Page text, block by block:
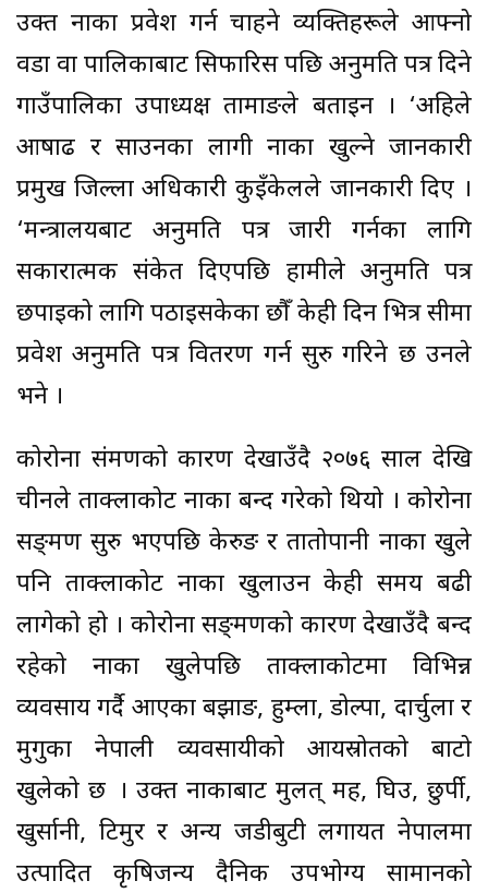
उक्त नाका प्रवेश गर्न चाहने व्यक्तिहरूले आफ्नो
वडा वा पालिकाबाट सिफारिस पछि अनुमति पत्र दिने
गाउँपालिका उपाध्यक्ष तामाङले बताइन । ‘अहिले
आषाढ र साउनका लागी नाका खुल्ने जानकारी
प्रमुख जिल्ला अधिकारी कुइँकेलले जानकारी दिए ।
‘मन्त्रालयबाट अनुमति पत्र जारी गर्नका लागि
सकारात्मक संकेत दिएपछि हामीले अनुमति पत्र
छपाइको लागि पठाइसकेका छौँ केही दिन भित्र सीमा
प्रवेश अनुमति पत्र वितरण गर्न सुरु गरिने छ उनले
भने ।
कोरोना संक्रमणको कारण देखाउँदै २०७६ साल देखि
चीनले ताक्लाकोट नाका बन्द गरेको थियो । कोरोना
सङ्क्रमण सुरु भएपछि केरुङ र तातोपानी नाका खुले
पनि ताक्लाकोट नाका खुलाउन केही समय बढी
लागेको हो । कोरोना सङ्क्रमणको कारण देखाउँदै बन्द
रहेको नाका खुलेपछि ताक्लाकोटमा विभिन्न
व्यवसाय गर्दै आएका बझाङ, हुम्ला, डोल्पा, दार्चुला र
मुगुका नेपाली व्यवसायीको आयस्रोतको बाटो
खुलेको छ । उक्त नाकाबाट मुलत् मह, घिउ, छुर्पी,
खुर्सानी, टिमुर र अन्य जडीबुटी लगायत नेपालमा
उत्पादित कृषिजन्य दैनिक उपभोग्य सामानको